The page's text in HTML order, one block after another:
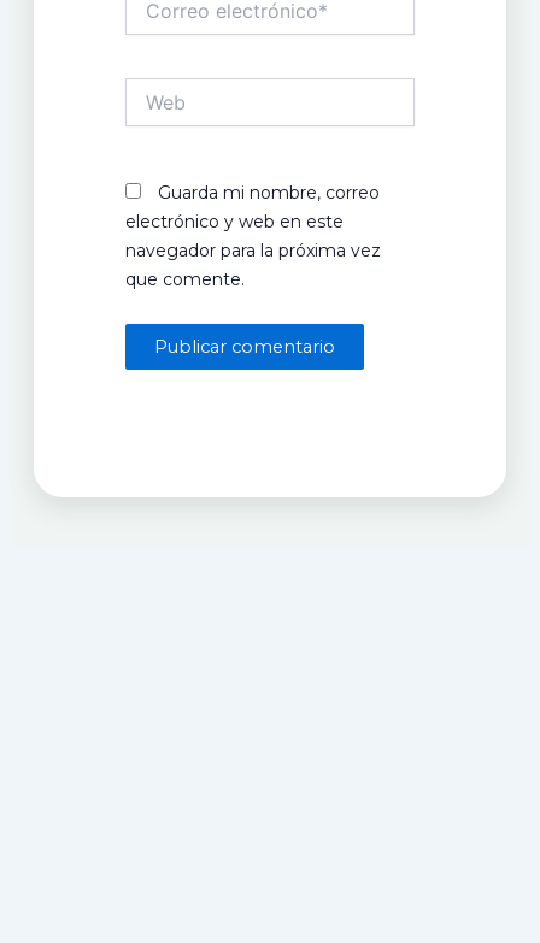
electrónico*
Guarda mi nombre, correo
electrónico y web en este
navegador para la próxima vez
que comente.